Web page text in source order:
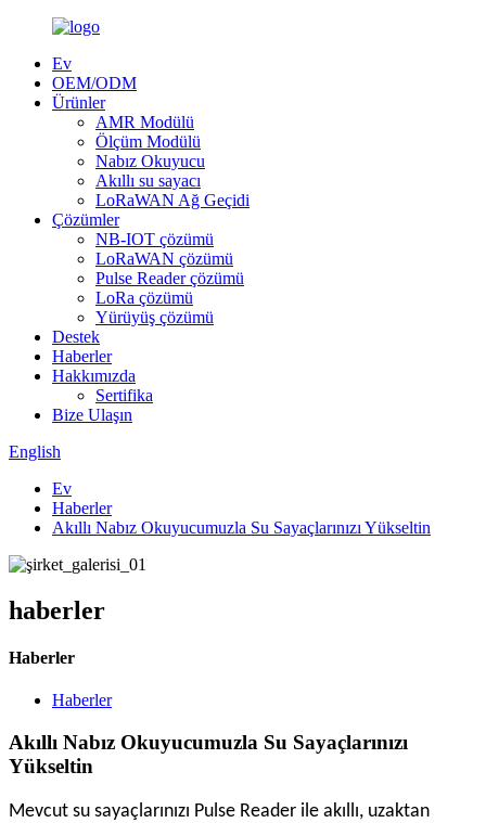
Ev
OEM/ODM
Ürünler
AMR Modülü
Ölçüm Modülü
Nabız Okuyucu
Akıllı su sayacı
LoRaWAN Ağ Geçidi
Çözümler
NB-IOT çözümü
LoRaWAN çözümü
Pulse Reader çözümü
LoRa çözümü
Yürüyüş çözümü
Destek
Haberler
Hakkımızda
Sertifika
Bize Ulaşın
English
Ev
Haberler
Akıllı Nabız Okuyucumuzla Su Sayaçlarınızı Yükseltin
haberler
Haberler
Haberler
Akıllı Nabız Okuyucumuzla Su Sayaçlarınızı
Yükseltin
Mevcut su sayaçlarınızı Pulse Reader ile akıllı, uzaktan